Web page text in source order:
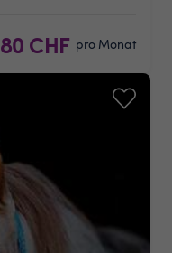
80 CHF pro Monat